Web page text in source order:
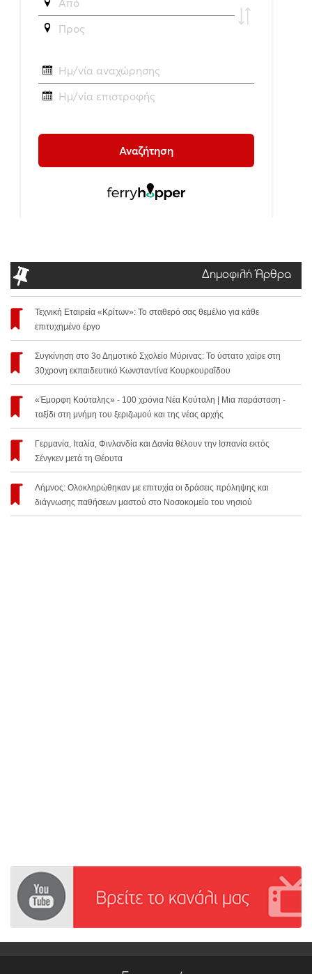
Δημοφιλή Άρθρα
Τεχνική Εταιρεία «Κρίτων»: Το σταθερό σας θεμέλιο για κάθε
επιτυχημένο έργο
Συγκίνηση στο 3ο Δημοτικό Σχολείο Μύρινας: Το ύστατο χαίρε στη
30χρονη εκπαιδευτικό Κωνσταντίνα Κουρκουραΐδου
«Έμορφη Κούταλης» - 100 χρόνια Νέα Κούταλη | Μια παράσταση -
ταξίδι στη μνήμη του ξεριζωμού και της νέας αρχής
Γερμανία, Ιταλία, Φινλανδία και Δανία θέλουν την Ισπανία εκτός
Σένγκεν μετά τη Θέουτα
Λήμνος: Ολοκληρώθηκαν με επιτυχία οι δράσεις πρόληψης και
διάγνωσης παθήσεων μαστού στο Νοσοκομείο του νησιού